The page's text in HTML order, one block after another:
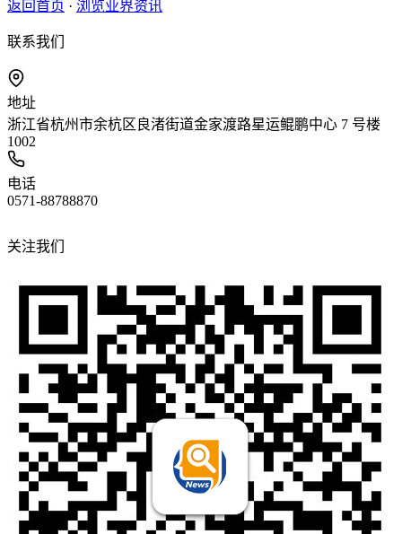
返回首页 · 浏览业界资讯
联系我们
地址
浙江省杭州市余杭区良渚街道金家渡路星运鲲鹏中心 7 号楼
1002
电话
0571-88788870
关注我们